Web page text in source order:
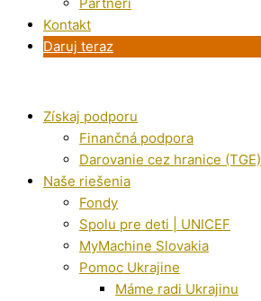
Kontakt
Daruj teraz
Získaj podporu
Finančná podpora
Darovanie cez hranice (TGE)
Naše riešenia
Fondy
Spolu pre deti | UNICEF
MyMachine Slovakia
Pomoc Ukrajine
Máme radi Ukrajinu